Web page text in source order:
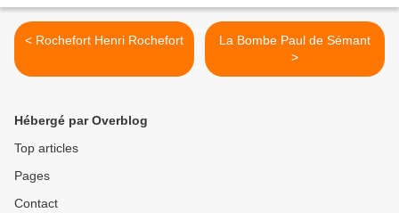
< Rochefort Henri Rochefort
La Bombe Paul de Sémant
>
Hébergé par Overblog
Top articles
Pages
Contact